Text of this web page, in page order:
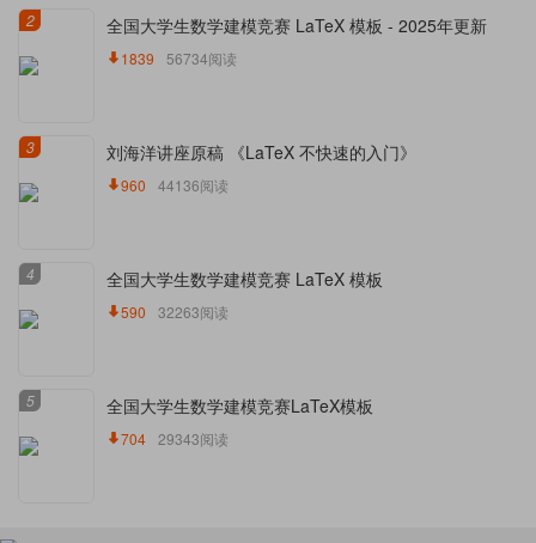
2 全国大学生数学建模竞赛 LaTeX 模板 - 2025年更新
1839 56734阅读
3 刘海洋讲座原稿 《LaTeX 不快速的入门》
960 44136阅读
4 全国大学生数学建模竞赛 LaTeX 模板
590 32263阅读
5 全国大学生数学建模竞赛LaTeX模板
704 29343阅读